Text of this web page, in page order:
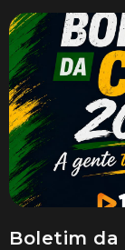
Boletim da